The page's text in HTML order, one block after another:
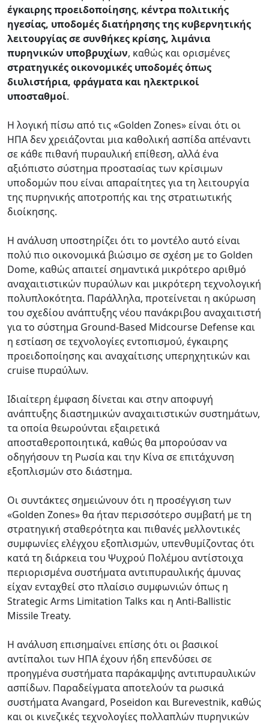
έγκαιρης προειδοποίησης, κέντρα πολιτικής
ηγεσίας, υποδομές διατήρησης της κυβερνητικής
λειτουργίας σε συνθήκες κρίσης, λιμάνια
πυρηνικών υποβρυχίων, καθώς και ορισμένες
στρατηγικές οικονομικές υποδομές όπως
διυλιστήρια, φράγματα και ηλεκτρικοί
υποσταθμοί.
Η λογική πίσω από τις «Golden Zones» είναι ότι οι
ΗΠΑ δεν χρειάζονται μια καθολική ασπίδα απέναντι
σε κάθε πιθανή πυραυλική επίθεση, αλλά ένα
αξιόπιστο σύστημα προστασίας των κρίσιμων
υποδομών που είναι απαραίτητες για τη λειτουργία
της πυρηνικής αποτροπής και της στρατιωτικής
διοίκησης.
Η ανάλυση υποστηρίζει ότι το μοντέλο αυτό είναι
πολύ πιο οικονομικά βιώσιμο σε σχέση με το Golden
Dome, καθώς απαιτεί σημαντικά μικρότερο αριθμό
αναχαιτιστικών πυραύλων και μικρότερη τεχνολογική
πολυπλοκότητα. Παράλληλα, προτείνεται η ακύρωση
του σχεδίου ανάπτυξης νέου πανάκριβου αναχαιτιστή
για το σύστημα Ground-Based Midcourse Defense και
η εστίαση σε τεχνολογίες εντοπισμού, έγκαιρης
προειδοποίησης και αναχαίτισης υπερηχητικών και
cruise πυραύλων.
Ιδιαίτερη έμφαση δίνεται και στην αποφυγή
ανάπτυξης διαστημικών αναχαιτιστικών συστημάτων,
τα οποία θεωρούνται εξαιρετικά
αποσταθεροποιητικά, καθώς θα μπορούσαν να
οδηγήσουν τη Ρωσία και την Κίνα σε επιτάχυνση
εξοπλισμών στο διάστημα.
Οι συντάκτες σημειώνουν ότι η προσέγγιση των
«Golden Zones» θα ήταν περισσότερο συμβατή με τη
στρατηγική σταθερότητα και πιθανές μελλοντικές
συμφωνίες ελέγχου εξοπλισμών, υπενθυμίζοντας ότι
κατά τη διάρκεια του Ψυχρού Πολέμου αντίστοιχα
περιορισμένα συστήματα αντιπυραυλικής άμυνας
είχαν ενταχθεί στο πλαίσιο συμφωνιών όπως η
Strategic Arms Limitation Talks και η Anti-Ballistic
Missile Treaty.
Η ανάλυση επισημαίνει επίσης ότι οι βασικοί
αντίπαλοι των ΗΠΑ έχουν ήδη επενδύσει σε
προηγμένα συστήματα παράκαμψης αντιπυραυλικών
ασπίδων. Παραδείγματα αποτελούν τα ρωσικά
συστήματα Avangard, Poseidon και Burevestnik, καθώς
και οι κινεζικές τεχνολογίες πολλαπλών πυρηνικών